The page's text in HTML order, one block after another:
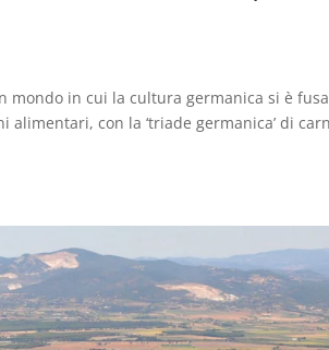
mondo in cui la cultura germanica si è
con la ‘triade germanica’ di